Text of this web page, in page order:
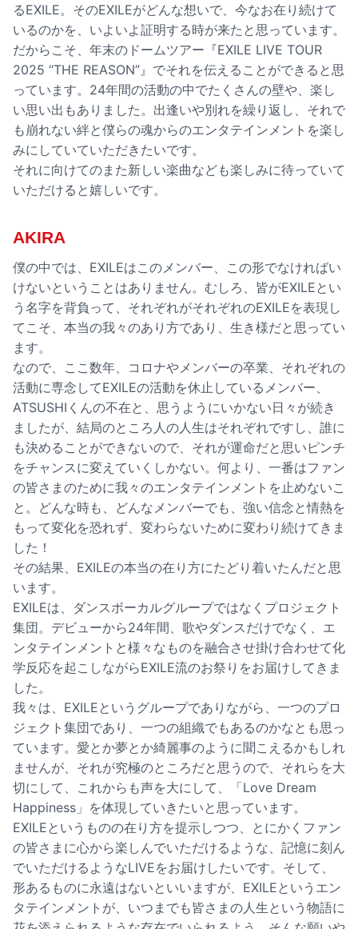
るEXILE。そのEXILEがどんな想いで、今なお在り続けて
いるのかを、いよいよ証明する時が来たと思っています。
だからこそ、年末のドームツアー『EXILE LIVE TOUR
2025 “THE REASON”』でそれを伝えることができると思
っています。24年間の活動の中でたくさんの壁や、楽し
い思い出もありました。出逢いや別れを繰り返し、それで
も崩れない絆と僕らの魂からのエンタテインメントを楽し
みにしていていただきたいです。
それに向けてのまた新しい楽曲なども楽しみに待っていて
いただけると嬉しいです。
AKIRA
僕の中では、EXILEはこのメンバー、この形でなければい
けないということはありません。むしろ、皆がEXILEとい
う名字を背負って、それぞれがそれぞれのEXILEを表現し
てこそ、本当の我々のあり方であり、生き様だと思ってい
ます。
なので、ここ数年、コロナやメンバーの卒業、それぞれの
活動に専念してEXILEの活動を休止しているメンバー、
ATSUSHIくんの不在と、思うようにいかない日々が続き
ましたが、結局のところ人の人生はそれぞれですし、誰に
も決めることができないので、それが運命だと思いピンチ
をチャンスに変えていくしかない。何より、一番はファン
の皆さまのために我々のエンタテインメントを止めないこ
と。どんな時も、どんなメンバーでも、強い信念と情熱を
もって変化を恐れず、変わらないために変わり続けてきま
した！
その結果、EXILEの本当の在り方にたどり着いたんだと思
います。
EXILEは、ダンスボーカルグループではなくプロジェクト
集団。デビューから24年間、歌やダンスだけでなく、エ
ンタテインメントと様々なものを融合させ掛け合わせて化
学反応を起こしながらEXILE流のお祭りをお届けしてきま
した。
我々は、EXILEというグループでありながら、一つのプロ
ジェクト集団であり、一つの組織でもあるのかなとも思っ
ています。愛とか夢とか綺麗事のように聞こえるかもしれ
ませんが、それが究極のところだと思うので、それらを大
切にして、これからも声を大にして、「Love Dream
Happiness」を体現していきたいと思っています。
EXILEというものの在り方を提示しつつ、とにかくファン
の皆さまに心から楽しんでいただけるような、記憶に刻ん
でいただけるようなLIVEをお届けしたいです。そして、
形あるものに永遠はないといいますが、EXILEというエン
タテインメントが、いつまでも皆さまの人生という物語に